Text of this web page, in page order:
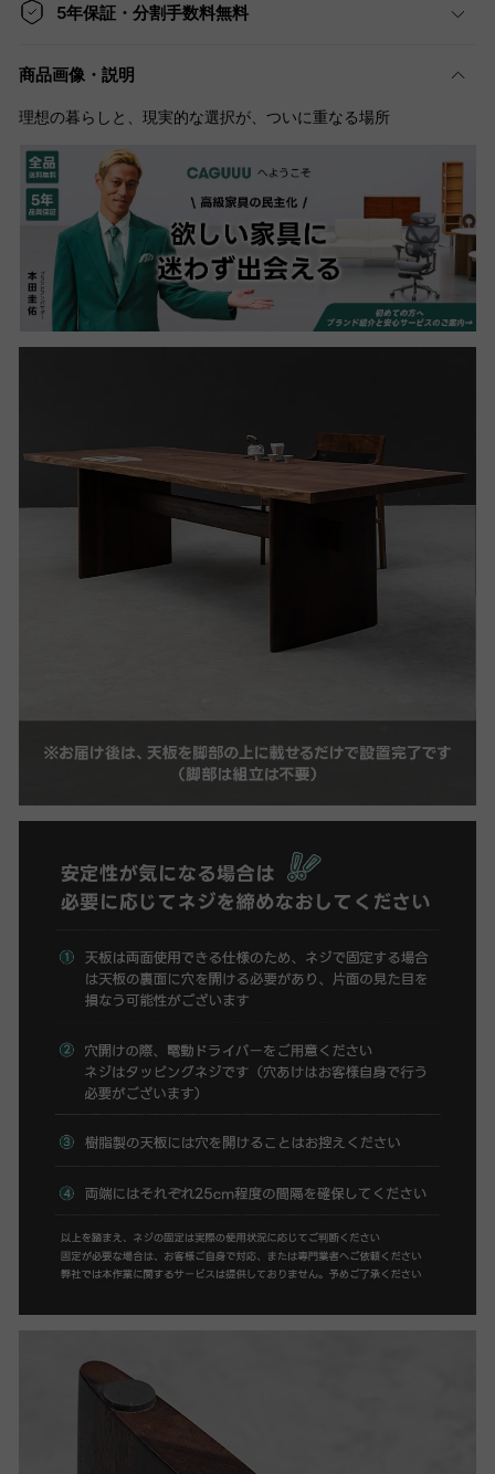
5年保証・分割手数料無料
商品画像・説明
理想の暮らしと、現実的な選択が、ついに重なる場所